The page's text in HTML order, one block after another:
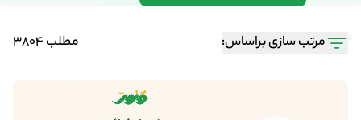
مرتب سازی براساس: مطلب 3804